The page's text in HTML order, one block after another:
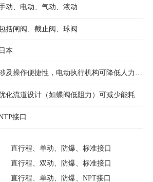
动、电动、气动、液动
括闸阀、截止阀、球阀
日本
化流道设计（如蝶阀低阻力）可减少能耗
接口
行程、单动、防爆、标准接口
行程、双动、防爆、标准接口
行程、单动、防爆、NPT接口